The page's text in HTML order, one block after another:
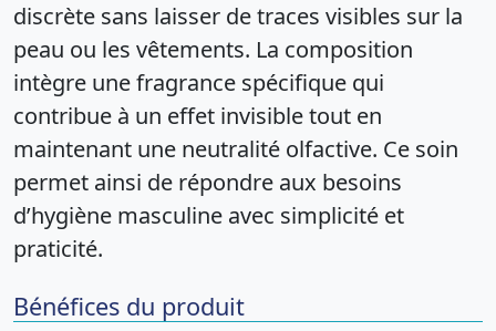
discrète sans laisser de traces visibles sur la
peau ou les vêtements. La composition
intègre une fragrance spécifique qui
contribue à un effet invisible tout en
maintenant une neutralité olfactive. Ce soin
permet ainsi de répondre aux besoins
d’hygiène masculine avec simplicité et
praticité.
Bénéfices du produit